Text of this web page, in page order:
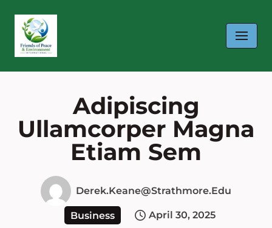
Skip
Adipiscing
Ullamcorper Magna
Etiam Sem
Derek.keane@strathmore.edu
Business April 30, 2025